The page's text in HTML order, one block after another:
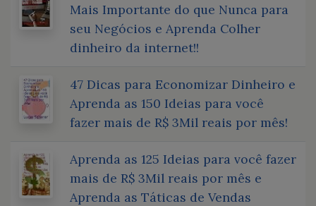
Mais Importante do que Nunca para
seu Negócios e Aprenda Colher
dinheiro da internet!!
47 Dicas para Economizar Dinheiro e
Aprenda as 150 Ideias para você
fazer mais de R$ 3Mil reais por mês!
Aprenda as 125 Ideias para você fazer
mais de R$ 3Mil reais por mês e
Aprenda as Táticas de Vendas